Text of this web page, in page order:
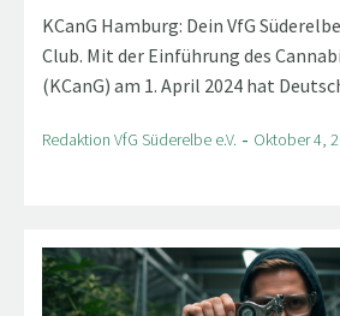
KCanG Hamburg: Dein VfG
Club. Mit der Einführung des
(KCanG) am 1. April 2024 hat
Redaktion VfG Süderelbe e.V. - Oktober 4,